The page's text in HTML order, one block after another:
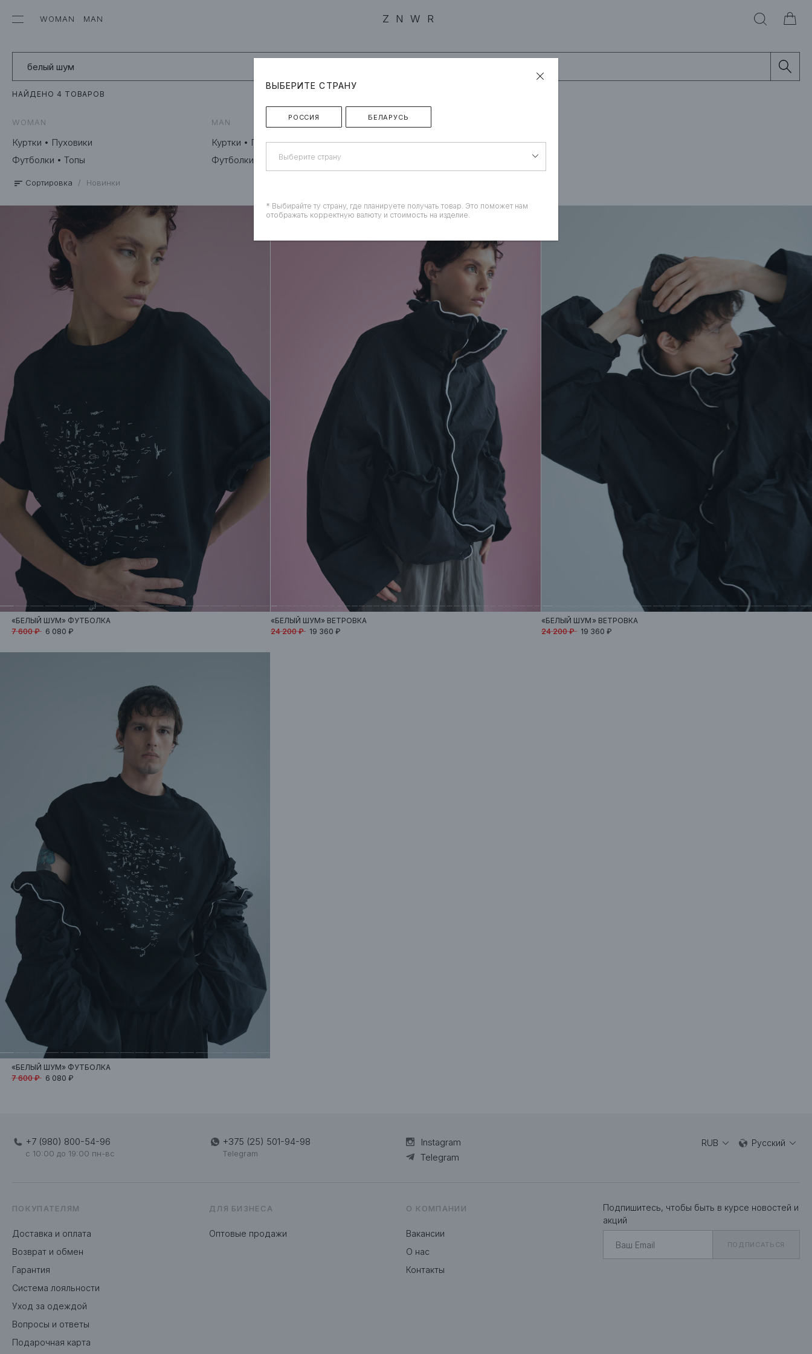
WOMAN MAN ZNWR
НАЙДЕНО 4 ТОВАРОВ
WOMAN
Куртки • Пуховики
Футболки • Топы
MAN
Куртки • Пуховики
Футболки
Сортировка / Новинки
«БЕЛЫЙ ШУМ» ФУТБОЛКА
7 600 ₽ 6 080 ₽
«БЕЛЫЙ ШУМ» ВЕТРОВКА
24 200 ₽ 19 360 ₽
«БЕЛЫЙ ШУМ» ВЕТРОВКА
24 200 ₽ 19 360 ₽
«БЕЛЫЙ ШУМ» ФУТБОЛКА
7 600 ₽ 6 080 ₽
+7 (980) 800-54-96
c 10:00 до 19:00 пн-вс
+375 (25) 501-94-98
Telegram
ПОКУПАТЕЛЯМ
Доставка и оплата
Возврат и обмен
Гарантия
Система лояльности
Уход за одеждой
Вопросы и ответы
Подарочная карта
ДЛЯ БИЗНЕСА
Оптовые продажи
О КОМПАНИИ
Вакансии
О нас
Контакты
Instagram
Telegram
RUB Русский
Подпишитесь, чтобы быть в курсе новостей и
акций
ПОДПИСАТЬСЯ
ВЫБЕРИТЕ СТРАНУ
РОССИЯ БЕЛАРУСЬ
Выберите страну
* Выбирайте ту страну, где планируете получать товар. Это поможет нам
отображать корректную валюту и стоимость на изделие.